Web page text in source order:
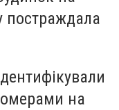
постраждала
на